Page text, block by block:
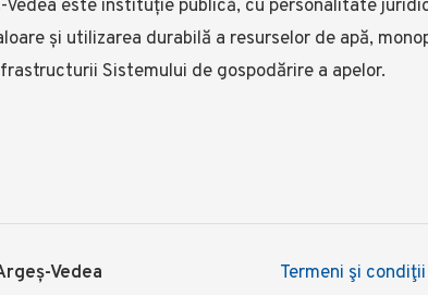
este instituție publică, cu personalitate
și utilizarea durabilă a resurselor de apă,
Sistemului de gospodărire a apelor.
Vedea Termeni şi condiţii